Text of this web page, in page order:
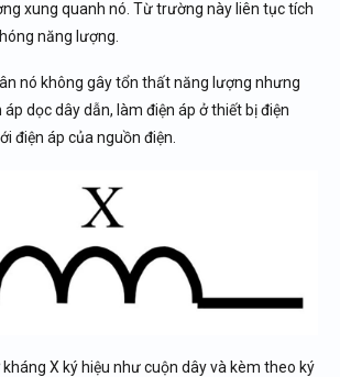
xung quanh nó. Từ trường này liên tục tích
năng lượng.
nó không gây tổn thất năng lượng nhưng
dọc dây dẫn, làm điện áp ở thiết bị điện
điện áp của nguồn điện.
X ký hiệu như cuộn dây và kèm theo ký